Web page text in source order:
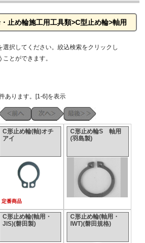
止め輪施工用工具類>C型止め輪>軸用
選択してください。絞込検索をクリックし
とができます。
あります。[1-6]を表示
C形止め輪(軸)オチ
アイ
定番商品
C形止め輪S 軸用
(羽島製)
C形止め輪(軸用・
JIS)(磐田製)
C形止め輪(軸用・
IWT)(磐田規格)